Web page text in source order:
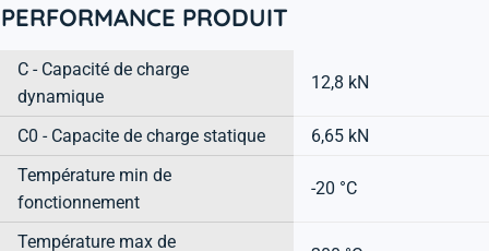
PERFORMANCE PRODUIT
C - Capacité de charge
dynamique
12,8 kN
C0 - Capacite de charge statique
6,65 kN
Température min de
fonctionnement
-20 °C
Température max de